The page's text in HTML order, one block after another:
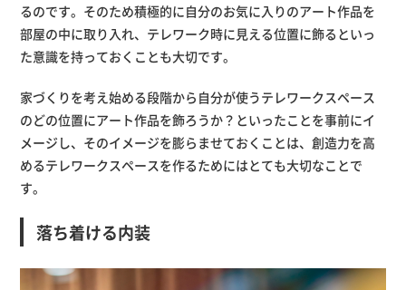
るのです。そのため積極的に自分のお気に入りのアート作品を
部屋の中に取り入れ、テレワーク時に見える位置に飾るといっ
た意識を持っておくことも大切です。
家づくりを考え始める段階から自分が使うテレワークスペース
のどの位置にアート作品を飾ろうか？といったことを事前にイ
メージし、そのイメージを膨らませておくことは、創造力を高
めるテレワークスペースを作るためにはとても大切なことで
す。
落ち着ける内装